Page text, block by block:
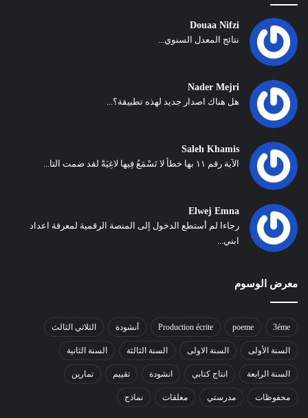
Douaa Nifzi
نتائج المعدل السنوي...
Nader Mejri
هل هناك اصدار جديد لهذه تطبيقة؟...
Saleh Khamis
الآية رقم ١١ بها خطأ لا تَسْمَعُ فِيها لاغِيَةً لقد ضمت التا...
Elwej Emna
رجاءا لم أستطع الدخول إلى المنصة الرقمية لمعرفة اعداد
ابني...
معرض الوسوم
3éme
poeme
Production écrite أنشودة الثلاثي الثالث
السنة الأولى السنة الاولى السنة الثالثة السنة الثانية
السنة الرابعة انتاج كتابي انشودة تقييم تمارين
محفوظات مدرستي معلقات نماذج